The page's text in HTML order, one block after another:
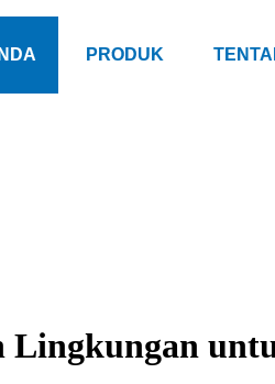
PRODUK
Lingkungan